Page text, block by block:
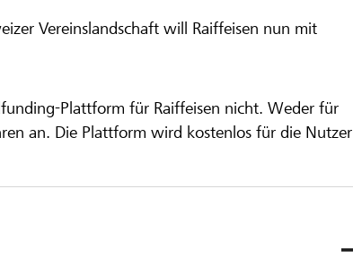
Vereinslandschaft will Raiffeisen nun mit
Plattform für Raiffeisen nicht. Weder für
an. Die Plattform wird kostenlos für die Nutzer